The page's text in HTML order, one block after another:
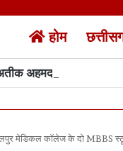
होम
अहमद के बेटे अबान की
मेडिकल कॉलेज के दो MBBS